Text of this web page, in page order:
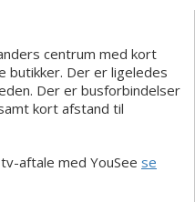
centrum med kort
butikker. Der er ligeledes
Der er busforbindelser
kort afstand til
aftale med YouSee se